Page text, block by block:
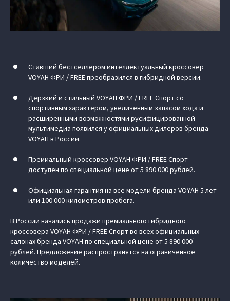
Ставший бестселлером интеллектуальный кроссовер
VOYAH ФРИ / FREE преобразился в гибридной версии.
Дерзкий и стильный VOYAH ФРИ / FREE Спорт со
спортивным характером, увеличенным запасом хода и
расширенными возможностями русифицированной
мультимедиа появился у официальных дилеров бренда
VOYAH в России.
Премиальный кроссовер VOYAH ФРИ / FREE Спорт
доступен по специальной цене от 5 890 000 рублей.
Официальная гарантия на все модели бренда VOYAH 5 лет
или 100 000 километров пробега.
В России начались продажи премиального гибридного
кроссовера VOYAH ФРИ / FREE Спорт во всех официальных
салонах бренда VOYAH по специальной цене от 5 890 0001
рублей. Предложение распространятся на ограниченное
количество моделей.